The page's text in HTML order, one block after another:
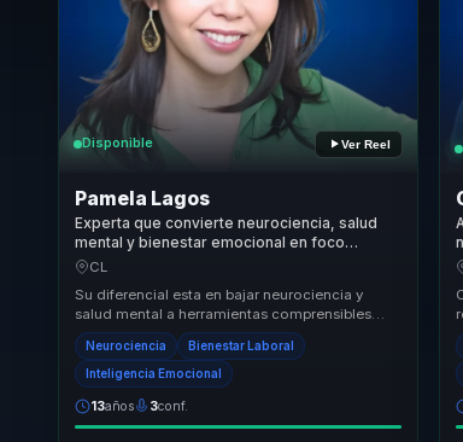
Disponible Ver Reel
Pamela Lagos
Experta que convierte neurociencia, salud
mental y bienestar emocional en foco
sostenible para lideres, empresas y equipos.
CL
Su diferencial esta en bajar neurociencia y
salud mental a herramientas comprensibles
para liderazgo, cultura y trabajo diario.
Convierte...
Neurociencia Bienestar Laboral
Inteligencia Emocional
13años 3conf.